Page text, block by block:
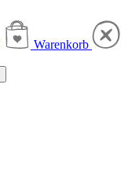
Warenkorb